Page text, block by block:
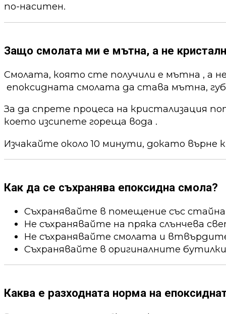
по-наситен.
Защо смолата ми е мътна, а не
Смолата, която сте получили е мътна , а
епоксидната смолата да става мътна,
За да спрете процеса на кристализация
което изсипете гореща вода .
Изчакайте около 10 минути, докато върне
Как да се съхранява епоксидна смола?
Съхранявайте в помещение със
Не съхранявайте на пряка слънчева
Не съхранявайте смолата и
Съхранявайте в оригиналните
Каква е разходната норма на